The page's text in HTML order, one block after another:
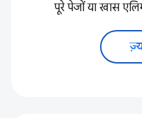
पूरे पेजों या खास